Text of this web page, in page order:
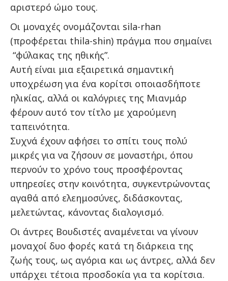
αριστερό ώμο τους.
Οι μοναχές ονομάζονται sila-rhan
(προφέρεται thila-shin) πράγμα που σημαίνει
“φύλακας της ηθικής”.
Αυτή είναι μια εξαιρετικά σημαντική
υποχρέωση για ένα κορίτσι οποιασδήποτε
ηλικίας, αλλά οι καλόγριες της Μιανμάρ
φέρουν αυτό τον τίτλο με χαρούμενη
ταπεινότητα.
Συχνά έχουν αφήσει το σπίτι τους πολύ
μικρές για να ζήσουν σε μοναστήρι, όπου
περνούν το χρόνο τους προσφέροντας
υπηρεσίες στην κοινότητα, συγκεντρώνοντας
αγαθά από ελεημοσύνες, διδάσκοντας,
μελετώντας, κάνοντας διαλογισμό.
Οι άντρες Βουδιστές αναμένεται να γίνουν
μοναχοί δυο φορές κατά τη διάρκεια της
ζωής τους, ως αγόρια και ως άντρες, αλλά δεν
υπάρχει τέτοια προσδοκία για τα κορίτσια.